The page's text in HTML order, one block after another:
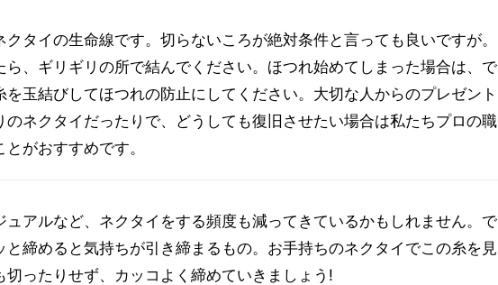
タイの生命線です。切らないころが絶対条件と言っても良いですが。
ら、ギリギリの所で結んでください。ほつれ始めてしまった場合は、で
を玉結びしてほつれの防止にしてください。大切な人からのプレゼント
のネクタイだったりで、どうしても復旧させたい場合は私たちプロの職
がおすすめです。
ュアルなど、ネクタイをする頻度も減ってきているかもしれません。で
と締めると気持ちが引き締まるもの。お手持ちのネクタイでこの糸を見
切ったりせず、カッコよく締めていきましょう!